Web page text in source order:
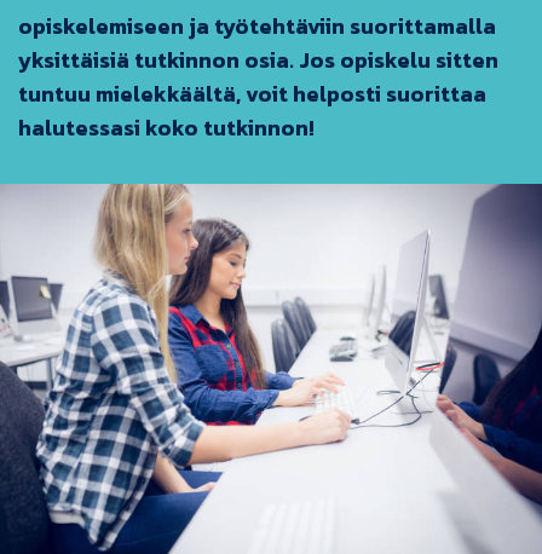
opiskelemiseen ja työtehtäviin suorittamalla
yksittäisiä tutkinnon osia. Jos opiskelu sitten
tuntuu mielekkäältä, voit helposti suorittaa
halutessasi koko tutkinnon!